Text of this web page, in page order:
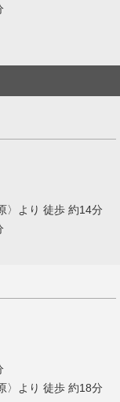
〉より 徒歩 約14分
〉より 徒歩 約18分